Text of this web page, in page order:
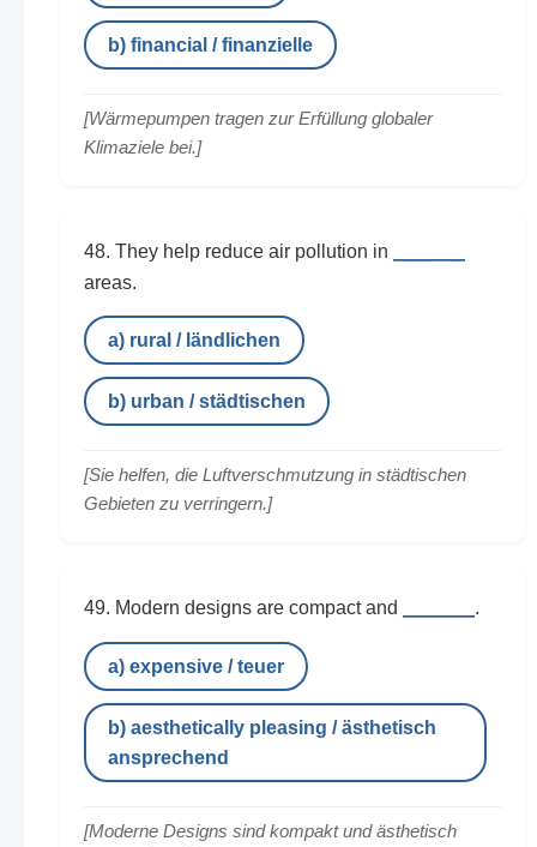
b) financial / finanzielle
[Wärmepumpen tragen zur Erfüllung globaler
Klimaziele bei.]
48. They help reduce air pollution in
areas.
a) rural / ländlichen
b) urban / städtischen
[Sie helfen, die Luftverschmutzung in städtischen
Gebieten zu verringern.]
49. Modern designs are compact and .
a) expensive / teuer
b) aesthetically pleasing / ästhetisch
ansprechend
[Moderne Designs sind kompakt und ästhetisch